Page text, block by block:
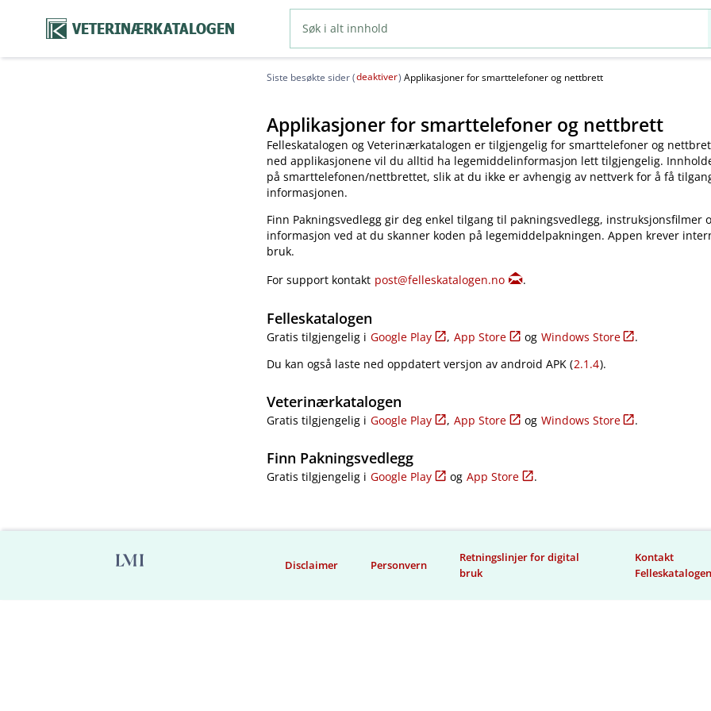
VETERINÆRKATALOGEN
Siste besøkte sider (deaktiver) Applikasjoner for smarttelefoner og nettbrett
Applikasjoner for smarttelefoner og nettbrett
Felleskatalogen og Veterinærkatalogen er tilgjengelig for smarttelefoner og
ned applikasjonene vil du alltid ha legemiddelinformasjon lett tilgjengelig.
på smarttelefonen​/​nettbrettet, slik at du ikke er avhengig av nettverk for å få
informasjonen.
Finn Pakningsvedlegg gir deg enkel tilgang til pakningsvedlegg, instruksjonsfilmer
informasjon ved at du skanner koden på legemiddelpakningen. Appen krever
bruk.
For support kontakt post@felleskatalogen.no .
Felleskatalogen
Gratis tilgjengelig i Google Play , App Store og Windows Store
.
Du kan også laste ned oppdatert versjon av android APK (2.1.4).
Veterinærkatalogen
Gratis tilgjengelig i Google Play , App Store og Windows Store .
Finn Pakningsvedlegg
Gratis tilgjengelig i Google Play og App Store .
Disclaimer Personvern
Retningslinjer for digital
bruk
Kontakt
Felleskatalogen